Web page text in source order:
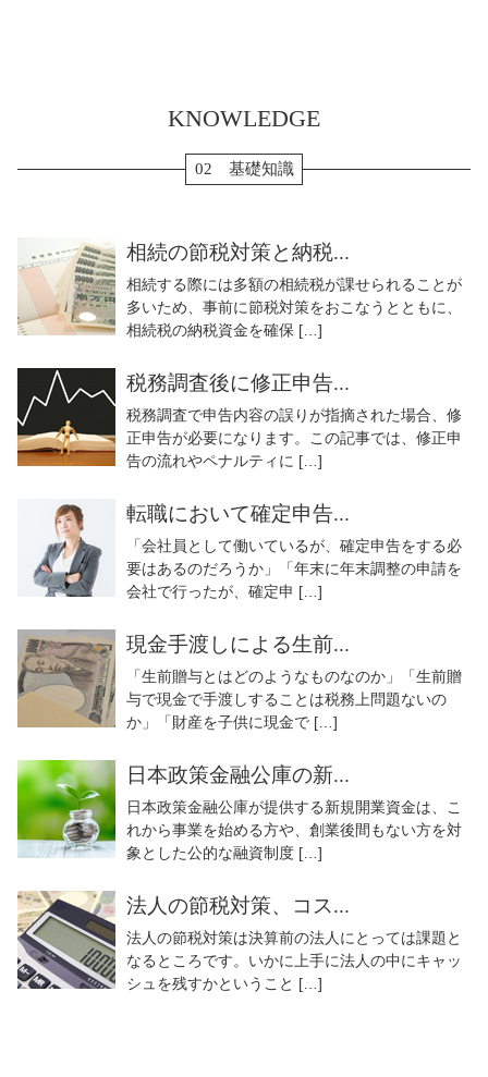
KNOWLEDGE
02 基礎知識
相続の節税対策と納税...
相続する際には多額の相続税が課せられることが
多いため、事前に節税対策をおこなうとともに、
相続税の納税資金を確保 […]
税務調査後に修正申告...
税務調査で申告内容の誤りが指摘された場合、修
正申告が必要になります。この記事では、修正申
告の流れやペナルティに […]
転職において確定申告...
「会社員として働いているが、確定申告をする必
要はあるのだろうか」「年末に年末調整の申請を
会社で行ったが、確定申 […]
現金手渡しによる生前...
「生前贈与とはどのようなものなのか」「生前贈
与で現金で手渡しすることは税務上問題ないの
か」「財産を子供に現金で […]
日本政策金融公庫の新...
日本政策金融公庫が提供する新規開業資金は、こ
れから事業を始める方や、創業後間もない方を対
象とした公的な融資制度 […]
法人の節税対策、コス...
法人の節税対策は決算前の法人にとっては課題と
なるところです。いかに上手に法人の中にキャッ
シュを残すかということ […]